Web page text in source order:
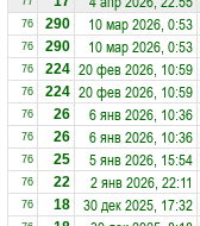
76 290 10 мар 2026, 0:53
76 290 10 мар 2026, 0:53
76 224 20 фев 2026, 10:59
76 224 20 фев 2026, 10:59
76 26 6 янв 2026, 10:36
76 26 6 янв 2026, 10:36
76 25 5 янв 2026, 15:54
76 22 2 янв 2026, 22:11
76 18 30 дек 2025, 17:32